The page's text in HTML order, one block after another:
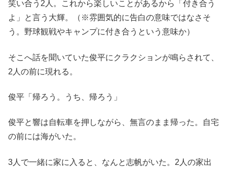
笑い合う2人。これから楽しいことがあるから「付き合う
よ」と言う大輝。（※雰囲気的に告白の意味ではなさそ
う。野球観戦やキャンプに付き合うという意味か）
そこへ話を聞いていた俊平にクラクションが鳴らされて、
2人の前に現れる。
俊平「帰ろう。うち、帰ろう」
俊平と響は自転車を押しながら、無言のまま帰った。自宅
の前には海がいた。
3人で一緒に家に入ると、なんと志帆がいた。2人の家出